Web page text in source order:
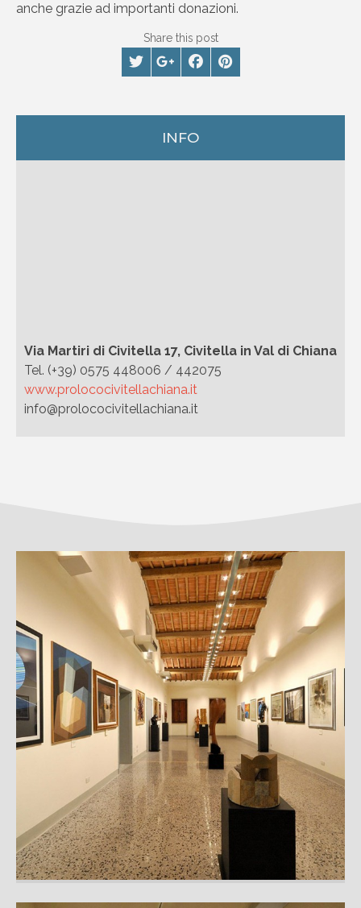
anche grazie ad importanti donazioni.
Share this post
INFO
Via Martiri di Civitella 17, Civitella in Val di Chiana
Tel. (+39) 0575 448006 / 442075
www.prolococivitellachiana.it
info@prolococivitellachiana.it